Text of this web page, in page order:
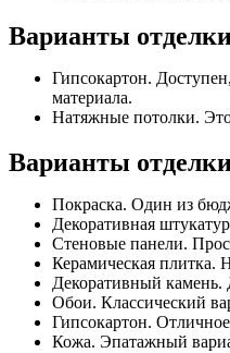
Варианты
Гипсокартон. Доступен,
материала.
Натяжные потолки.
Варианты
Покраска. Один из
Декоративная
Стеновые панели.
Керамическая плитка.
Декоративный камень.
Обои. Классический
Гипсокартон. Отличное
Кожа. Эпатажный